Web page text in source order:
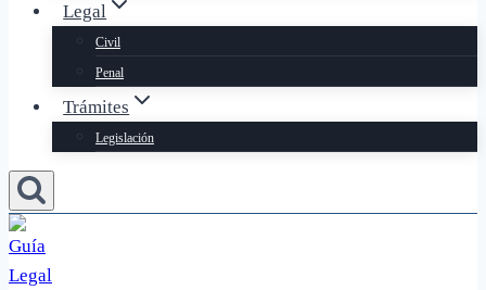
Legal
Civil
Penal
Trámites
Legislación